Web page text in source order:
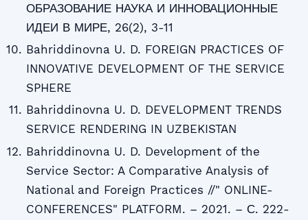
ОБРАЗОВАНИЕ НАУКА И ИННОВАЦИОННЫЕ
ИДЕИ В МИРЕ, 26(2), 3-11
Bahriddinovna U. D. FOREIGN PRACTICES OF
INNOVATIVE DEVELOPMENT OF THE SERVICE
SPHERE
Bahriddinovna U. D. DEVELOPMENT TRENDS
SERVICE RENDERING IN UZBEKISTAN
Bahriddinovna U. D. Development of the
Service Sector: A Comparative Analysis of
National and Foreign Practices //" ONLINE-
CONFERENCES" PLATFORM. – 2021. – С. 222-